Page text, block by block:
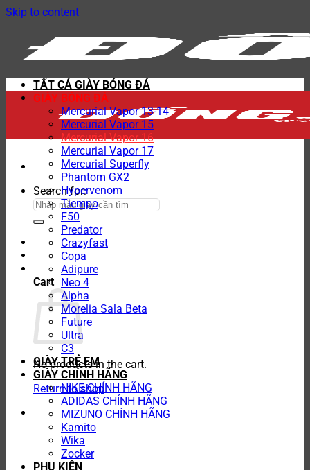
Skip to content
Search for:
Cart
No products in the cart.
Return to shop
TẤT CẢ GIÀY BÓNG ĐÁ
GIÀY BÓNG ĐÁ
Mercurial Vapor 13-14
Mercurial Vapor 15
Mercurial Vapor 16
Mercurial Vapor 17
Mercurial Superfly
Phantom GX2
Hypervenom
Tiempo
F50
Predator
Crazyfast
Copa
Adipure
Neo 4
Alpha
Morelia Sala Beta
Future
Ultra
C3
GIÀY TRẺ EM
GIÀY CHÍNH HÃNG
NIKE CHÍNH HÃNG
ADIDAS CHÍNH HÃNG
MIZUNO CHÍNH HÃNG
Kamito
Wika
Zocker
PHỤ KIỆN